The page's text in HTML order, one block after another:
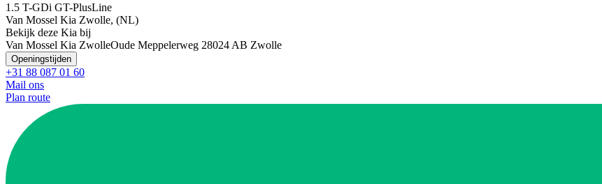
1.5 T-GDi GT-PlusLine
Van Mossel Kia Zwolle, (NL)
Bekijk deze Kia bij
Van Mossel Kia ZwolleOude Meppelerweg 28024 AB Zwolle
Openingstijden
+31 88 087 01 60
Mail ons
Plan route